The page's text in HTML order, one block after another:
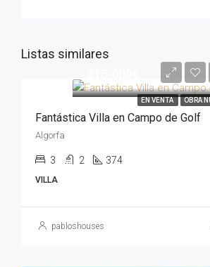
Listas similares
EN VENTA OBRA
Fantástica Villa en Campo de Golf
Algorfa
3 2 374
VILLA
pabloshouses